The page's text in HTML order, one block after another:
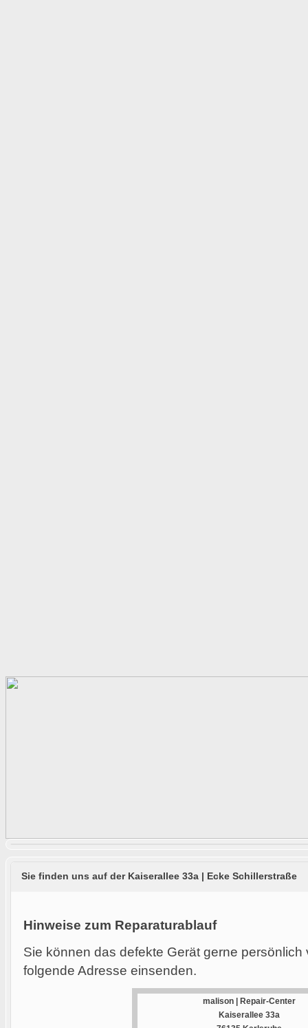
Sie finden uns auf der Kaiserallee 33a | Ecke Schillerstraße
Hinweise zum Reparaturablauf
Sie können das defekte Gerät gerne
folgende Adresse einsenden.
malison | Repair-Center
Kaiserallee 33a